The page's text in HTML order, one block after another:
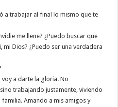
a trabajar al final lo mismo que te
me llene? ¿Puedo buscar que
Dios? ¿Puedo ser una verdadera
a darte la gloria. No
trabajando justamente, viviendo
Amando a mis amigos y